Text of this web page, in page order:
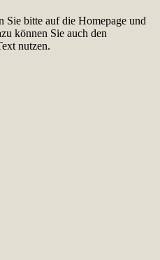
Sie bitte auf die Homepage und
können Sie auch den
nutzen.